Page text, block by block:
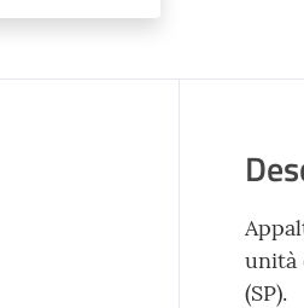
unità
(SP).